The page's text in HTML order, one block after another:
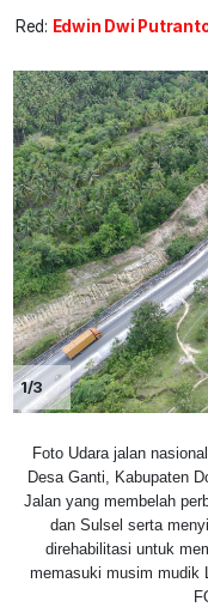
Red: Edwin Dwi
1/3
Foto Udara jalan
Desa Ganti, Kabupaten
Jalan yang membelah
dan Sulsel serta
direhabilitasi untuk
memasuki musim mudik